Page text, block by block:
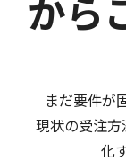
まだ要件が
現状の受注
化